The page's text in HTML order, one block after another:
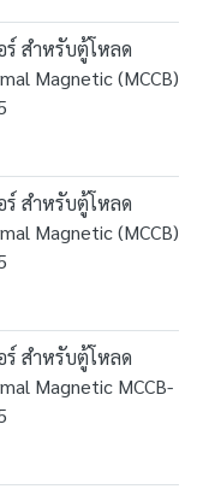
ร์ สำหรับตู้โหลด
Magnetic (MCCB)
ร์ สำหรับตู้โหลด
Magnetic (MCCB)
ร์ สำหรับตู้โหลด
Magnetic MCCB-